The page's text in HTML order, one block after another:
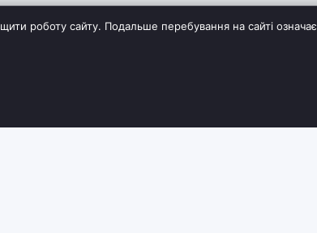
роботу сайту. Подальше перебування на сайті означає